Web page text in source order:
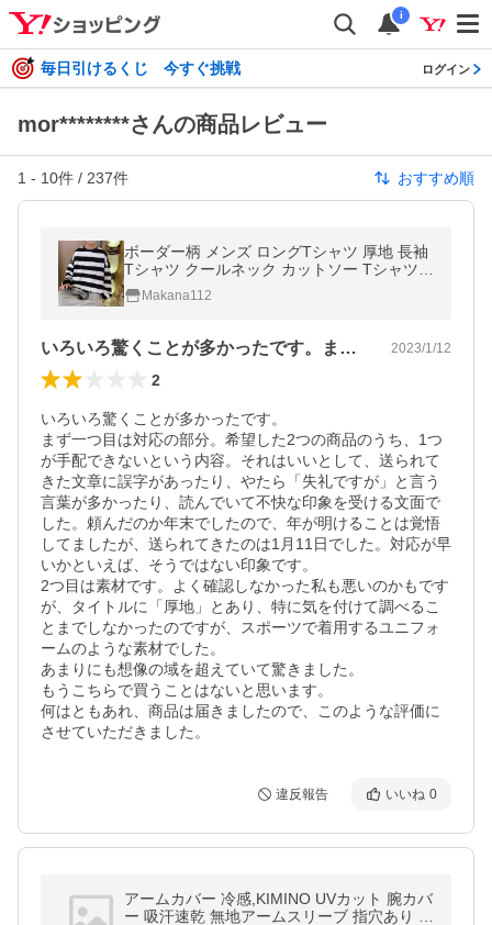
i
毎日引けるくじ 今すぐ挑戦 ログイン
mor********さんの商品レビュー
1 - 10件 / 237件 おすすめ順
ボーダー柄 メンズ ロングTシャツ 厚地 長袖
Tシャツ クールネック カットソー Tシャツ
カジュアル おしゃれ インナー 大きいサイズ
Makana112
いろいろ驚くことが多かったです。まず一… 2023/1/12
2
いろいろ驚くことが多かったです。
まず一つ目は対応の部分。希望した2つの商品のうち、1つ
が手配できないという内容。それはいいとして、送られて
きた文章に誤字があったり、やたら「失礼ですが」と言う
言葉が多かったり、読んでいて不快な印象を受ける文面で
した。頼んだのか年末でしたので、年が明けることは覚悟
してましたが、送られてきたのは1月11日でした。対応が早
いかといえば、そうではない印象です。
2つ目は素材です。よく確認しなかった私も悪いのかもです
が、タイトルに「厚地」とあり、特に気を付けて調べるこ
とまでしなかったのですが、スポーツで着用するユニフォ
ームのような素材でした。
あまりにも想像の域を超えていて驚きました。
もうこちらで買うことはないと思います。
何はともあれ、商品は届きましたので、このような評価に
させていただきました。
違反報告 いいね 0
アームカバー 冷感,KIMINO UVカット 腕カバ
ー 吸汗速乾 無地アームスリーブ 指穴あり 男